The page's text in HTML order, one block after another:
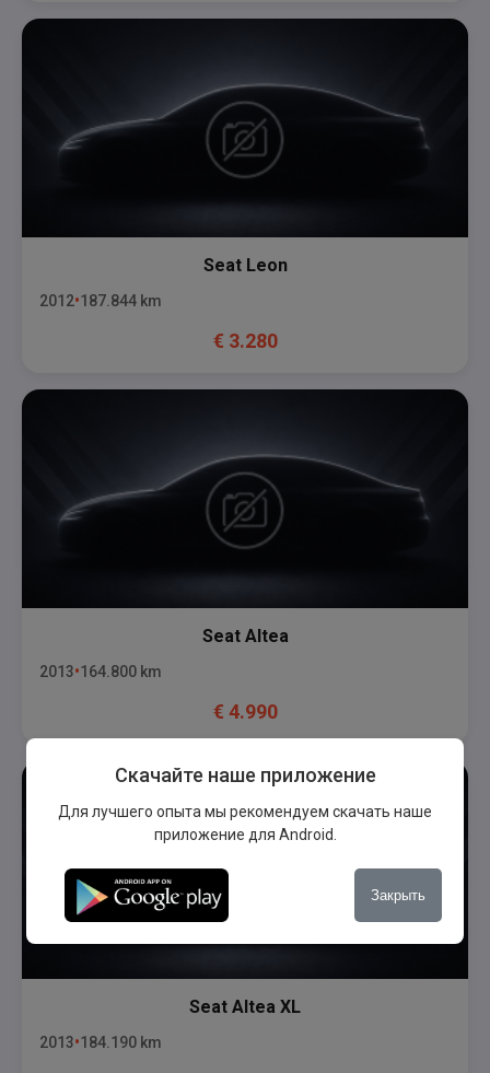
Seat Leon
2012 187.844 km
€ 3.280
Seat Altea
2013 164.800 km
€ 4.990
Seat Altea XL
2013 184.190 km
Скачайте наше приложение
Для лучшего опыта мы рекомендуем скачать наше
приложение для Android.
Закрыть